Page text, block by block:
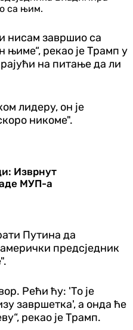
са њим.
нисам завршио са
њиме“, рекао је Трамп у
на питање да ли
лидеру, он је
никоме".
Изврнут
МУП-а
Путина да
предсједник
Рећи ћу: 'То је
завршетка', а онда ће
рекао је Трамп.